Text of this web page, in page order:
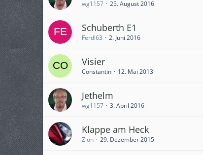
wg1157 25. August 2016
Schuberth E1
Ferdl63 2. Juni 2016
Visier
Constantin 12. Mai 2013
Jethelm
wg1157 3. April 2016
Klappe am Heck
Zion 29. Dezember 2015